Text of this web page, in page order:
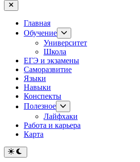
Закрыть
Главная
Обучение
подменю
Университет
Школа
ЕГЭ и экзамены
Саморазвитие
Языки
Навыки
Конспекты
Полезное
Показывать
подменю
Лайфхаки
Работа и карьера
Карта
Переключить
на